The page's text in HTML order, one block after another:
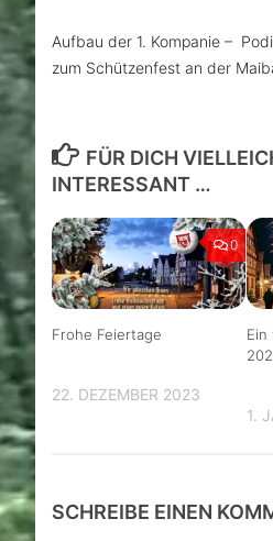
Aufbau der 1. Kompanie –
zum Schützenfest an der
FÜR DICH
INTERESSANT …
0
Frohe Feiertage
22. DEZEMBER 2023
1.
SCHREIBE EINEN